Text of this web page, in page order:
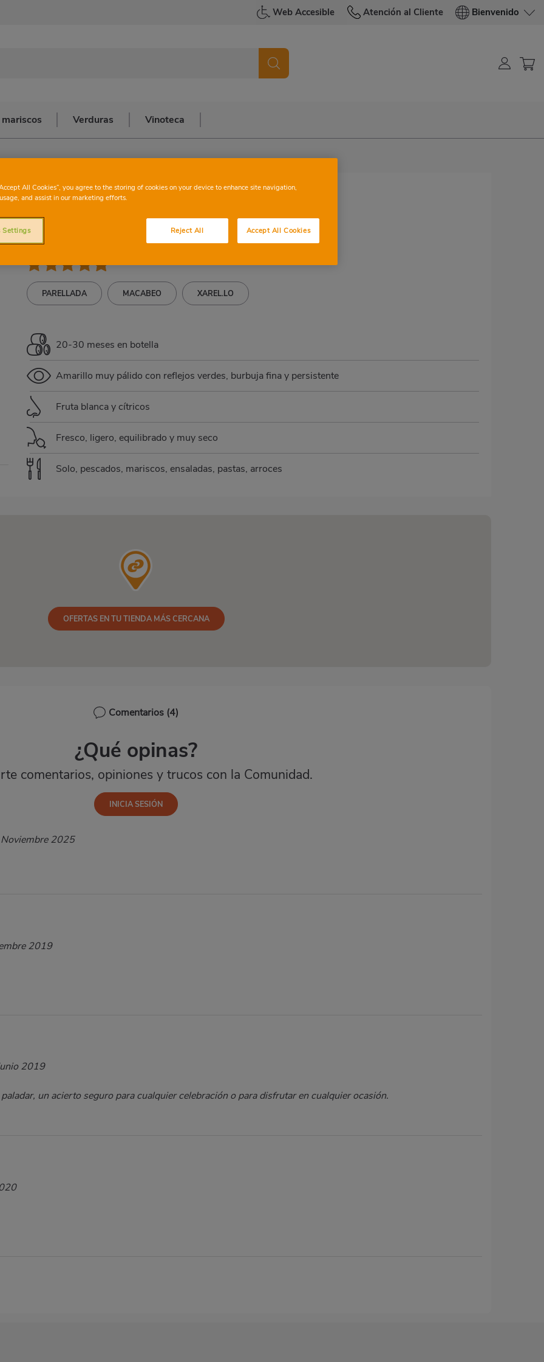
Web Accesible Atención al Cliente Bienvenido
Verduras Vinoteca
D.O CAVA
Vino Parxet
PARELLADA MACABEO XAREL.LO
20-30 meses en botella
Amarillo muy pálido con reflejos verdes, burbuja fina y persistente
Fruta blanca y cítricos
Fresco, ligero, equilibrado y muy seco
Solo, pescados, mariscos, ensaladas, pastas, arroces
OFERTAS EN TU TIENDA MÁS CERCANA
Comentarios (4)
¿Qué opinas?
comentarios, opiniones y trucos con la Comunidad.
2025
2019
2019
un acierto seguro para cualquier celebración o para disfrutar en cualquier ocasión.
All Cookies”, you agree to the storing of cookies on your device to enhance site navigation,
and assist in our marketing efforts.
Reject All Accept All Cookies
Settings